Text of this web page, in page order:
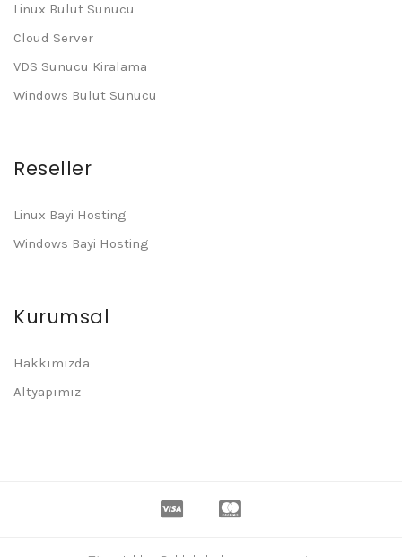
Linux Bulut Sunucu
Cloud Server
VDS Sunucu Kiralama
Windows Bulut Sunucu
Reseller
Linux Bayi Hosting
Windows Bayi Hosting
Kurumsal
Hakkımızda
Altyapımız